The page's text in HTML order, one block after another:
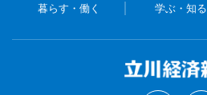
暮らす・働く 学ぶ・知る